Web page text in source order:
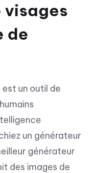
visages
de
un outil de
un générateur
générateur
des images de